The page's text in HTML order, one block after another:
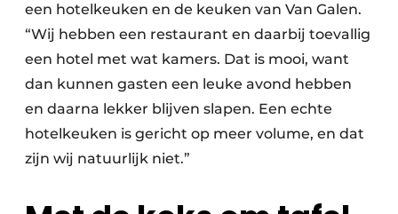
een hotelkeuken en de keuken van Van Galen.
“Wij hebben een restaurant en daarbij toevallig
een hotel met wat kamers. Dat is mooi, want
dan kunnen gasten een leuke avond hebben
en daarna lekker blijven slapen. Een echte
hotelkeuken is gericht op meer volume, en dat
zijn wij natuurlijk niet.”